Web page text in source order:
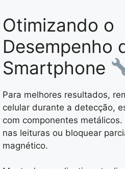
Otimizando o
Desempenho
Smartphone
Para melhores resultados,
celular durante a detecção,
com componentes
nas leituras ou bloquear
magnético.